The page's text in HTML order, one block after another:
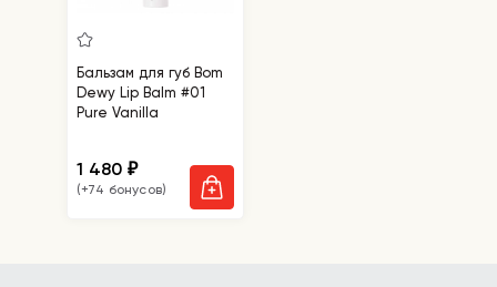
Бальзам для губ Bom
Dewy Lip Balm #01
Pure Vanilla
1 480₽
(+74 бонусов)